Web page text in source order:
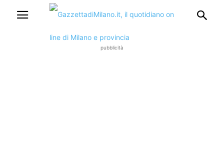
pubblicità